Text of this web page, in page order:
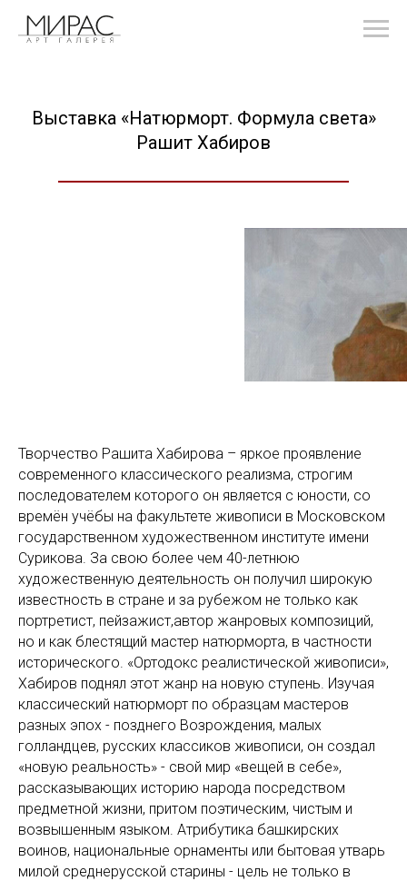
Выставка «Натюрморт. Формула света»
Рашит Хабиров
Творчество Рашита Хабирова – яркое проявление
современного классического реализма, строгим
последователем которого он является с юности, со
времён учёбы на факультете живописи в Московском
государственном художественном институте имени
Сурикова. За свою более чем 40-летнюю
художественную деятельность он получил широкую
известность в стране и за рубежом не только как
портретист, пейзажист,автор жанровых композиций,
но и как блестящий мастер натюрморта, в частности
исторического. «Ортодокс реалистической живописи»,
Хабиров поднял этот жанр на новую ступень. Изучая
классический натюрморт по образцам мастеров
разных эпох - позднего Возрождения, малых
голландцев, русских классиков живописи, он создал
«новую реальность» - свой мир «вещей в себе»,
рассказывающих историю народа посредством
предметной жизни, притом поэтическим, чистым и
возвышенным языком. Атрибутика башкирских
воинов, национальные орнаменты или бытовая утварь
милой среднерусской старины - цель не только в